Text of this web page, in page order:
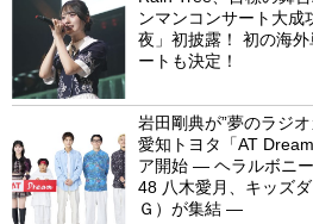
ンマンコンサート大成
夜」初披露！ 初の海
ートも決定！
岩田剛典が”夢のラジ
愛知トヨタ「AT
ア開始 ― ヘラルボニ
48 八木愛月、キッズ
Ｇ）が集結 ―